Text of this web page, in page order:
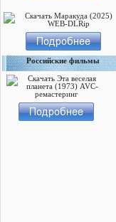
Российские фильмы